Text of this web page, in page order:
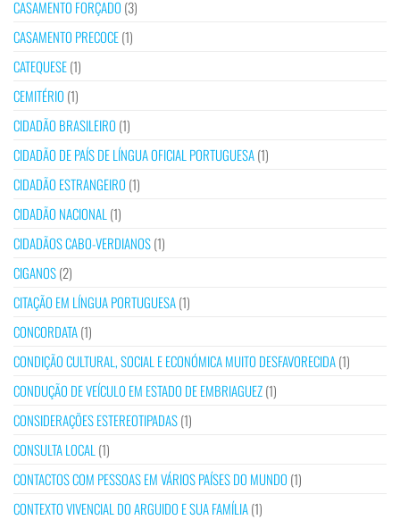
CASAMENTO FORÇADO (3)
CASAMENTO PRECOCE(1)
CATEQUESE(1)
CEMITÉRIO (1)
CIDADÃO BRASILEIRO (1)
CIDADÃO DE PAÍS DE LÍNGUA OFICIAL PORTUGUESA(1)
CIDADÃO ESTRANGEIRO (1)
CIDADÃO NACIONAL(1)
CIDADÃOS CABO-VERDIANOS(1)
CIGANOS(2)
CITAÇÃO EM LÍNGUA PORTUGUESA(1)
CONCORDATA(1)
CONDIÇÃO CULTURAL, SOCIAL E ECONÓMICA MUITO DESFAVORECIDA(1)
CONDUÇÃO DE VEÍCULO EM ESTADO DE EMBRIAGUEZ(1)
CONSIDERAÇÕES ESTEREOTIPADAS(1)
CONSULTA LOCAL(1)
CONTACTOS COM PESSOAS EM VÁRIOS PAÍSES DO MUNDO (1)
CONTEXTO VIVENCIAL DO ARGUIDO E SUA FAMÍLIA(1)